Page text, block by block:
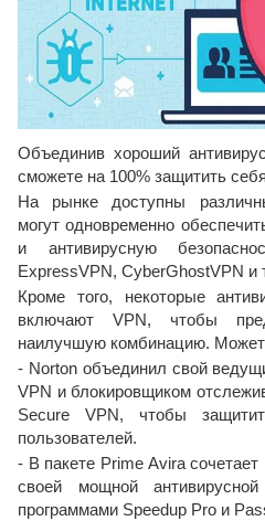
Объединив хороший
сможете на 100% защитить
На рынке доступны
могут одновременно
и антивирусную
ExpressVPN, CyberGhostVPN и
Кроме того, некоторые
включают VPN, чтобы
наилучшую комбинацию. Может
- Norton объединил свой
VPN и блокировщиком
Secure VPN, чтобы
пользователей.
- В пакете Prime Avira
своей мощной
программами Speedup Pro и